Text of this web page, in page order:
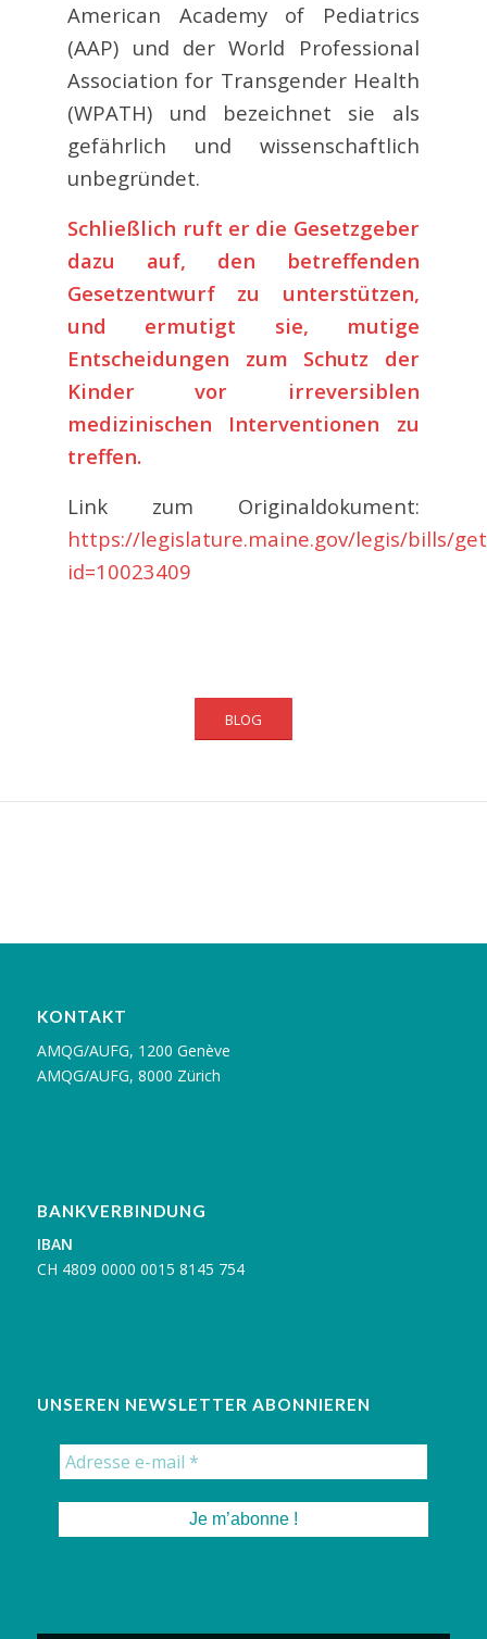
American Academy of Pediatrics
(AAP) und der World Professional
Association for Transgender Health
(WPATH) und bezeichnet sie als
gefährlich und wissenschaftlich
unbegründet.
Schließlich ruft er die Gesetzgeber
dazu auf, den betreffenden
Gesetzentwurf zu unterstützen,
und ermutigt sie, mutige
Entscheidungen zum Schutz der
Kinder vor irreversiblen
medizinischen Interventionen zu
treffen.
Link zum Originaldokument:
https://legislature.maine.gov/legis/bills/
id=10023409
BLOG
KONTAKT
AMQG/AUFG, 1200 Genève
AMQG/AUFG, 8000 Zürich
BANKVERBINDUNG
IBAN
CH 4809 0000 0015 8145 754
UNSEREN NEWSLETTER ABONNIEREN